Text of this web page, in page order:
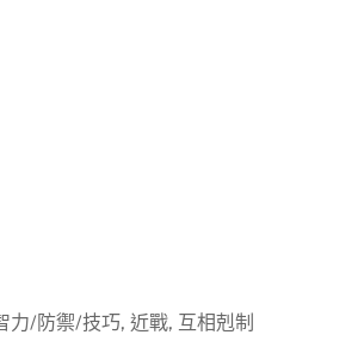
力/防禦/技巧, 近戰, 互相剋制